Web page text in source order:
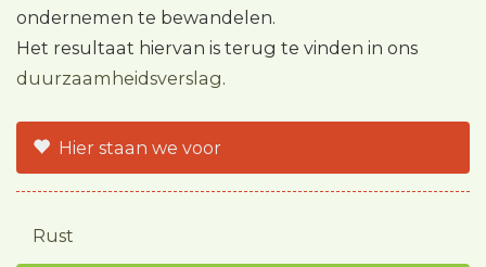
ondernemen te bewandelen.
Het resultaat hiervan is terug te vinden in ons
duurzaamheidsverslag.
Hier staan we voor
Rust